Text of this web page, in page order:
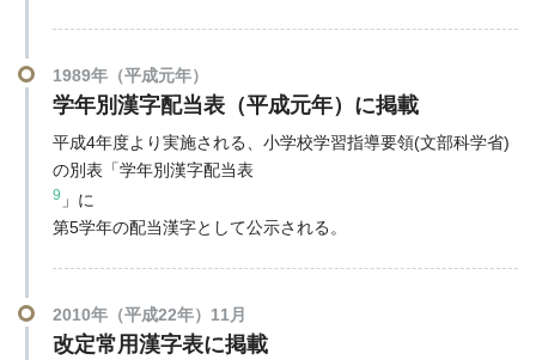
1989年（平成元年）
学年別漢字配当表（平成元年）に掲載
平成4年度より実施される、小学校学習指導要領(文部科学省)
の別表「学年別漢字配当表
9 」に
第5学年の配当漢字として公示される。
2010年（平成22年）11月
改定常用漢字表に掲載